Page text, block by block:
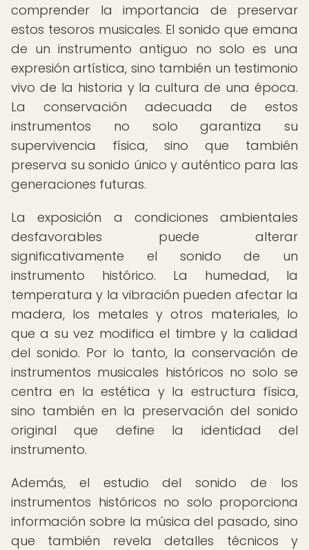
comprender la importancia de preservar
estos tesoros musicales. El sonido que emana
de un instrumento antiguo no solo es una
expresión artística, sino también un testimonio
vivo de la historia y la cultura de una época.
La conservación adecuada de estos
instrumentos no solo garantiza su
supervivencia física, sino que también
preserva su sonido único y auténtico para las
generaciones futuras.
La exposición a condiciones ambientales
desfavorables puede alterar
significativamente el sonido de un
instrumento histórico. La humedad, la
temperatura y la vibración pueden afectar la
madera, los metales y otros materiales, lo
que a su vez modifica el timbre y la calidad
del sonido. Por lo tanto, la conservación de
instrumentos musicales históricos no solo se
centra en la estética y la estructura física,
sino también en la preservación del sonido
original que define la identidad del
instrumento.
Además, el estudio del sonido de los
instrumentos históricos no solo proporciona
información sobre la música del pasado, sino
que también revela detalles técnicos y